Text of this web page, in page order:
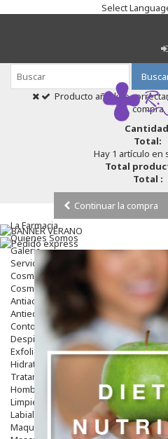
Select
Producto añadido
compra
Total:
Hay 1 artículo en
Total
Total :
Continuar la compra
La Farmacia
Quienes Somos
Galeria
Servicios
Cosmética
Cosmética Facial
Antiacné
Antiedad
Contorno De Ojos
Despigmentantes
Exfoliantes
Hidratantes
Tratamientos De Noche
Hombre
Limpieza
Labiales
Maquillajes Y Color